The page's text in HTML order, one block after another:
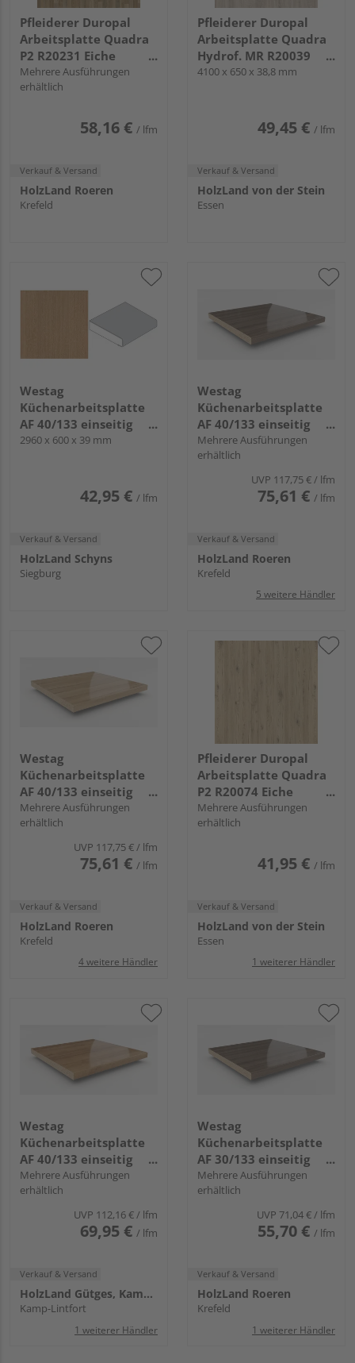
Pfleiderer Duropal
Arbeitsplatte Quadra
P2 R20231 Eiche
Torino, FG, VS Folie
Mehrere Ausführungen
erhältlich
58,16 € / lfm
Verkauf & Versand
HolzLand Roeren
Krefeld
Pfleiderer Duropal
Arbeitsplatte Quadra
Hydrof. MR R20039
Sonoma Eiche grau, RT
4100 x 650 x 38,8 mm
49,45 € / lfm
Verkauf & Versand
HolzLand von der Stein
Essen
Westag
Küchenarbeitsplatte
AF 40/133 einseitig
gerundet EB308 POD
2960 x 600 x 39 mm
42,95 € / lfm
Verkauf & Versand
HolzLand Schyns
Siegburg
Westag
Küchenarbeitsplatte
AF 40/133 einseitig
gerundet EI740 SI
chalet eiche braun
Mehrere Ausführungen
erhältlich
UVP 117,75 € / lfm
75,61 € / lfm
Verkauf & Versand
HolzLand Roeren
Krefeld
5 weitere Händler
Westag
Küchenarbeitsplatte
AF 40/133 einseitig
gerundet EI370 SI fjord
eiche
Mehrere Ausführungen
erhältlich
UVP 117,75 €/ lfm
75,61 € / lfm
Verkauf & Versand
HolzLand Roeren
Krefeld
4 weitere Händler
Pfleiderer Duropal
Arbeitsplatte Quadra
P2 R20074 Eiche
Bordeaux hell, RT, VS
Folie
Mehrere Ausführungen
erhältlich
41,95 € / lfm
Verkauf & Versand
HolzLand von der Stein
Essen
1 weiterer Händler
Westag
Küchenarbeitsplatte
AF 40/133 einseitig
gerundet EIL730 SI lago
eiche dunkel
Mehrere Ausführungen
erhältlich
UVP 112,16 €/ lfm
69,95 € / lfm
Verkauf & Versand
HolzLand Gütges, Kamp-Lintfort
Kamp-Lintfort
1 weiterer Händler
Westag
Küchenarbeitsplatte
AF 30/133 einseitig
gerundet EI740 SI
chalet eiche braun
Mehrere Ausführungen
erhältlich
UVP 71,04 €/ lfm
55,70 € / lfm
Verkauf & Versand
HolzLand Roeren
Krefeld
1 weiterer Händler